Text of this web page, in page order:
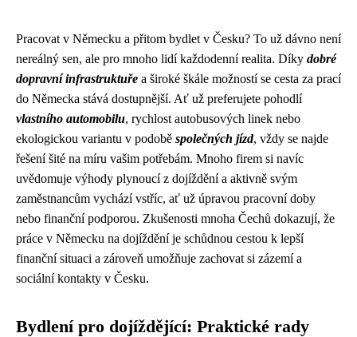
Pracovat v Německu a přitom bydlet v Česku? To už dávno není
nereálný sen, ale pro mnoho lidí každodenní realita. Díky dobré
dopravní infrastruktuře a široké škále možností se cesta za prací
do Německa stává dostupnější. Ať už preferujete pohodlí
vlastního automobilu, rychlost autobusových linek nebo
ekologickou variantu v podobě společných jízd, vždy se najde
řešení šité na míru vašim potřebám. Mnoho firem si navíc
uvědomuje výhody plynoucí z dojíždění a aktivně svým
zaměstnancům vychází vstříc, ať už úpravou pracovní doby
nebo finanční podporou. Zkušenosti mnoha Čechů dokazují, že
práce v Německu na dojíždění je schůdnou cestou k lepší
finanční situaci a zároveň umožňuje zachovat si zázemí a
sociální kontakty v Česku.
Bydlení pro dojíždějící: Praktické rady